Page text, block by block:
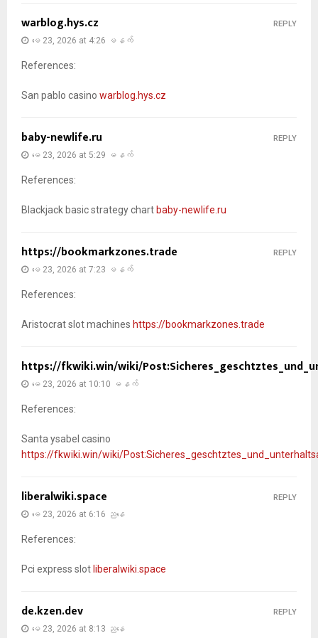
warblog.hys.cz
မေ 23, 2026 at 4:26 မနက်
References:
San pablo casino warblog.hys.cz
REPLY
baby-newlife.ru
မေ 23, 2026 at 5:29 မနက်
References:
Blackjack basic strategy chart baby-newlife.ru
REPLY
https://bookmarkzones.trade
မေ 23, 2026 at 7:23 မနက်
References:
Aristocrat slot machines https://bookmarkzones.trade
REPLY
https://fkwiki.win/wiki/
မေ 23, 2026 at 10:10 မနက်
References:
Santa ysabel casino
https://fkwiki.win/wiki/
liberalwiki.space
မေ 23, 2026 at 6:16 ညနေ
References:
Pci express slot liberalwiki.space
REPLY
de.kzen.dev
မေ 23, 2026 at 8:13 ညနေ
REPLY